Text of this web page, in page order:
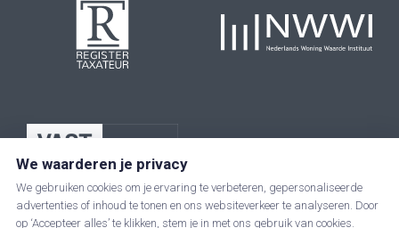
We waarderen je privacy
We gebruiken cookies om je ervaring te verbeteren, gepersonaliseerde
advertenties of inhoud te tonen en ons websiteverkeer te analyseren. Door
op ‘Accepteer alles’ te klikken, stem je in met ons gebruik van cookies.